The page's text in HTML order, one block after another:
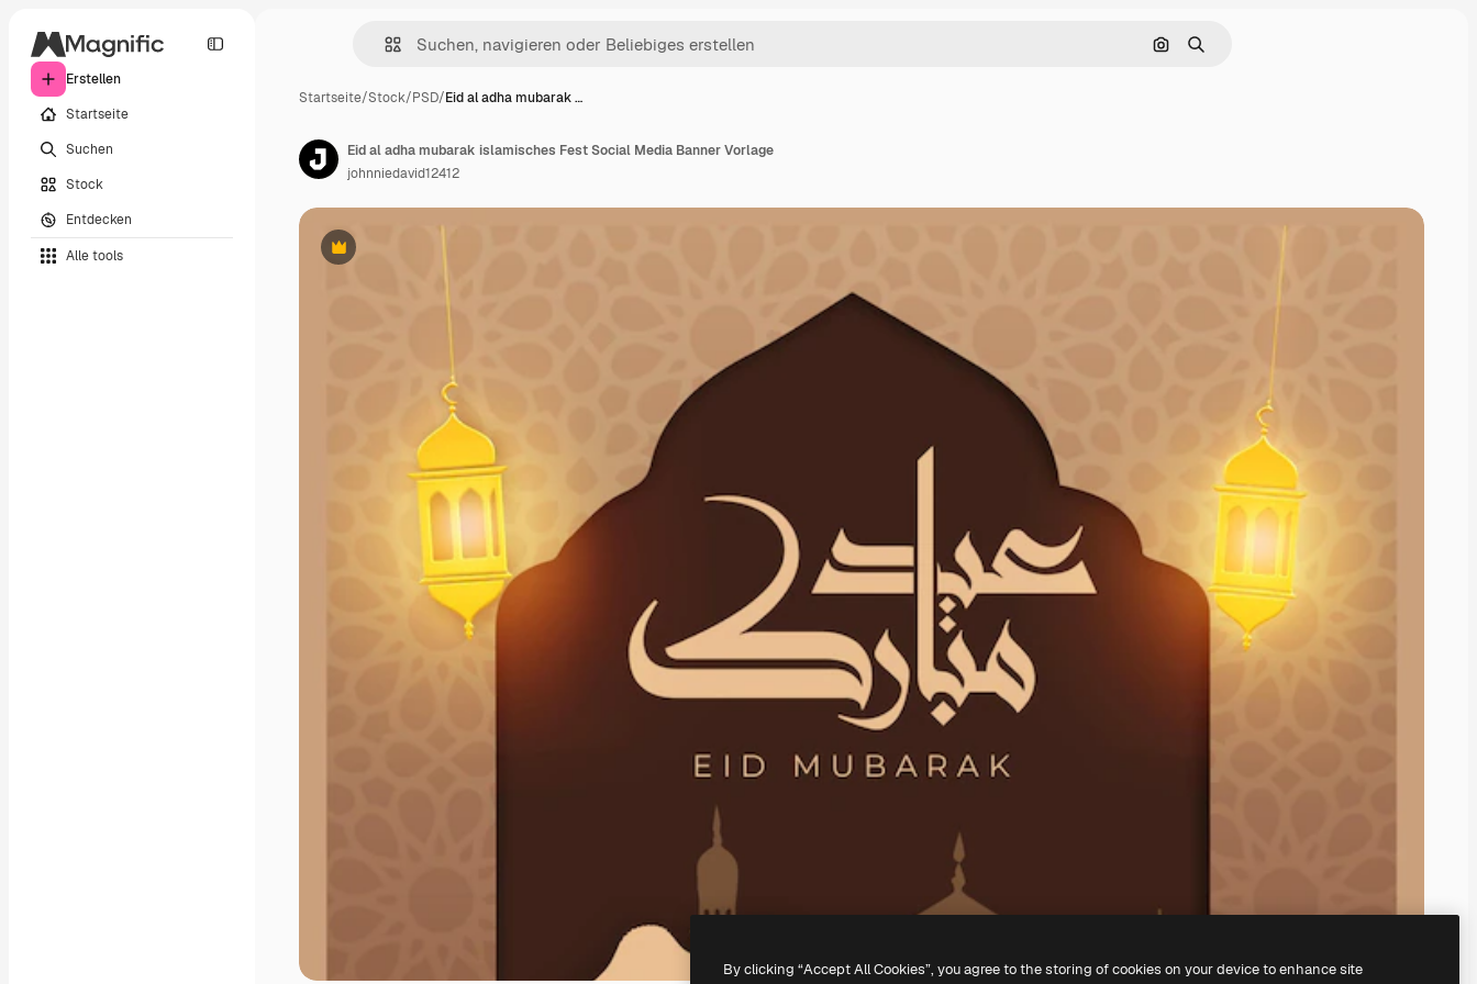
Erstellen
Startseite
Suchen
Stock
Entdecken
Alle tools
Nach Bild suchen
Suchen
Startseite/Stock/PSD/Eid al adha mubarak …
Premium
Eid al adha mubarak islamisches Fest Social Media Banner Vorlage
johnniedavid12412
By clicking “Accept All Cookies”, you agree to the storing of cookies on your device to enhance site